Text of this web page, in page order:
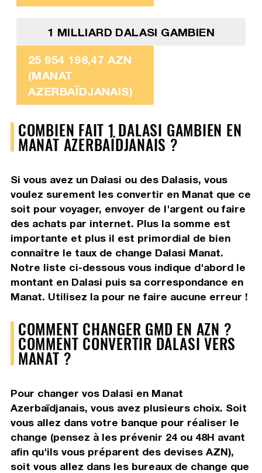
1 MILLIARD DALASI GAMBIEN
25 954 198,47 AZN
(MANAT
AZERBAÏDJANAIS)
COMBIEN FAIT 1 DALASI GAMBIEN EN
MANAT AZERBAÏDJANAIS ?
Si vous avez un Dalasi ou des Dalasis, vous
voulez surement les convertir en Manat que ce
soit pour voyager, envoyer de l'argent ou faire
des achats par internet. Plus la somme est
importante et plus il est primordial de bien
connaître le taux de change Dalasi Manat.
Notre liste ci-dessous vous indique d'abord le
montant en Dalasi puis sa correspondance en
Manat. Utilisez la pour ne faire aucune erreur !
COMMENT CHANGER GMD EN AZN ?
COMMENT CONVERTIR DALASI VERS
MANAT ?
Pour changer vos Dalasi en Manat
Azerbaïdjanais, vous avez plusieurs choix. Soit
vous allez dans votre banque pour réaliser le
change (pensez à les prévenir 24 ou 48H avant
afin qu'ils vous préparent des devises AZN),
soit vous allez dans les bureaux de change que